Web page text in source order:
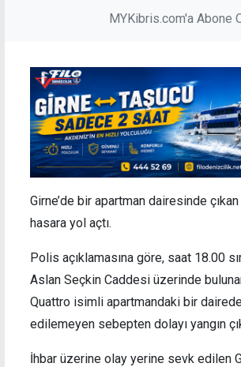
MYKibris.com'a Abone
Girne’de bir apartman dairesinde
hasara yol açtı.
Polis açıklamasına göre, saat 18.00
Aslan Seçkin Caddesi üzerinde
Quattro isimli apartmandaki bir
edilemeyen sebepten dolayı yangın
İhbar üzerine olay yerine sevk edilen